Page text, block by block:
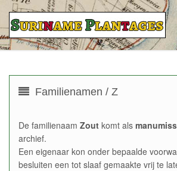
Familienamen / Z
De familienaam Zout komt als
archief.
Een eigenaar kon onder bepaalde
besluiten een tot slaaf gemaakte vrij te